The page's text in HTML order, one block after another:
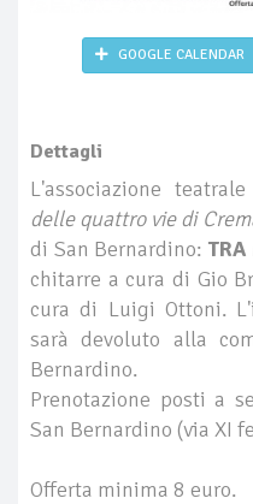
GOOGLE CALENDAR
Dettagli
L'associazione
delle quattro vie di
di San Bernardino: TRA
chitarre a cura di Gio
cura di Luigi Ottoni.
sarà devoluto alla
Bernardino.
Prenotazione posti a
San Bernardino (via XI
Offerta minima 8 euro.